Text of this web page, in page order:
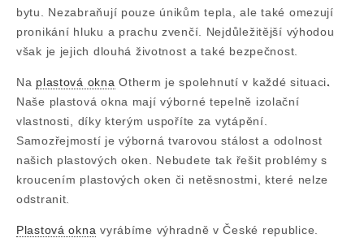
bytu. Nezabraňují pouze únikům tepla, ale také omezují
pronikání hluku a prachu zvenčí. Nejdůležitější výhodou
však je jejich dlouhá životnost a také bezpečnost.
Na plastová okna Otherm je spolehnutí v každé situaci.
Naše plastová okna mají výborné tepelně izolační
vlastnosti, díky kterým uspoříte za vytápění.
Samozřejmostí je výborná tvarovou stálost a odolnost
našich plastových oken. Nebudete tak řešit problémy s
kroucením plastových oken či netěsnostmi, které nelze
odstranit.
Plastová okna vyrábíme výhradně v České republice.